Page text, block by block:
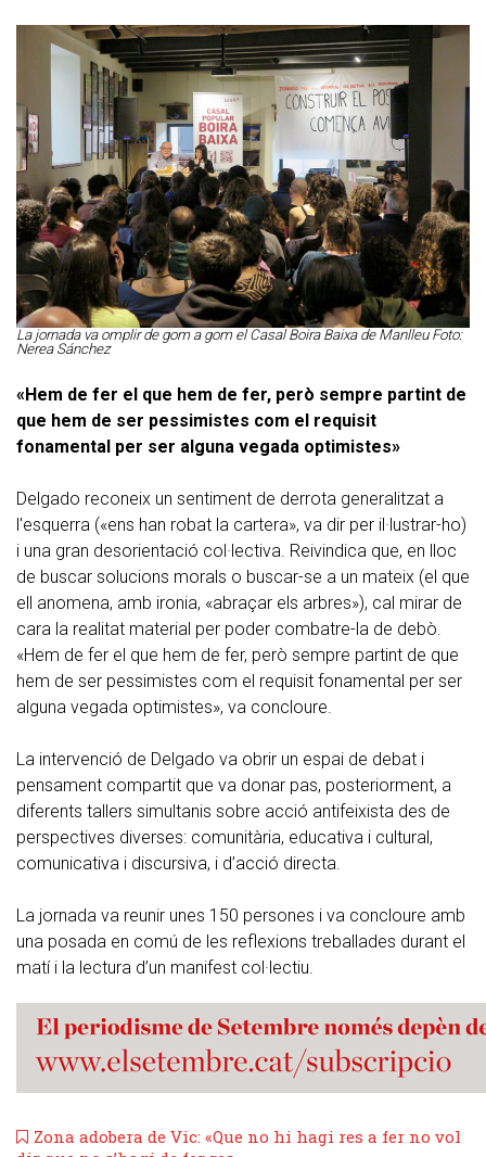
La jornada va omplir de gom a gom el Casal Boira Baixa de Manlleu Foto:
Nerea Sánchez
«Hem de fer el que hem de fer, però sempre partint de
que hem de ser pessimistes com el requisit
fonamental per ser alguna vegada optimistes»
Delgado reconeix un sentiment de derrota generalitzat a
l'esquerra («ens han robat la cartera», va dir per il·lustrar-ho)
i una gran desorientació col·lectiva. Reivindica que, en lloc
de buscar solucions morals o buscar-se a un mateix (el que
ell anomena, amb ironia, «abraçar els arbres»), cal mirar de
cara la realitat material per poder combatre-la de debò.
«Hem de fer el que hem de fer, però sempre partint de que
hem de ser pessimistes com el requisit fonamental per ser
alguna vegada optimistes», va concloure.
La intervenció de Delgado va obrir un espai de debat i
pensament compartit que va donar pas, posteriorment, a
diferents tallers simultanis sobre acció antifeixista des de
perspectives diverses: comunitària, educativa i cultural,
comunicativa i discursiva, i d’acció directa.
La jornada va reunir unes 150 persones i va concloure amb
una posada en comú de les reflexions treballades durant el
matí i la lectura d’un manifest col·lectiu.
Zona adobera de Vic: «Que no hi hagi res a fer no vol